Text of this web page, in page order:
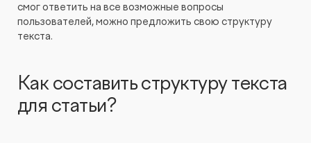
смог ответить на все возможные вопросы
пользователей, можно предложить свою структуру
текста.
Как составить структуру текста
для статьи?